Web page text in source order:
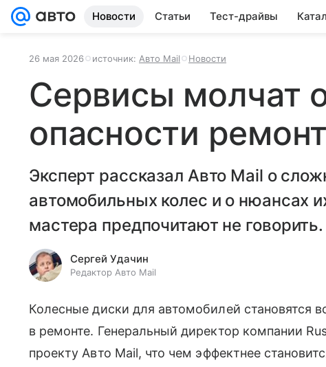
Новости Статьи Тест-драйвы
26 мая 2026 источник: Авто Mail Новости
Сервисы молчат
опасности
Эксперт рассказал Авто Mail о
автомобильных колес и о нюансах
мастера предпочитают не говорить.
Сергей Удачин
Редактор Авто Mail
Колесные диски для автомобилей становятся
в ремонте. Генеральный директор компании
проекту Авто Mail, что чем эффектнее